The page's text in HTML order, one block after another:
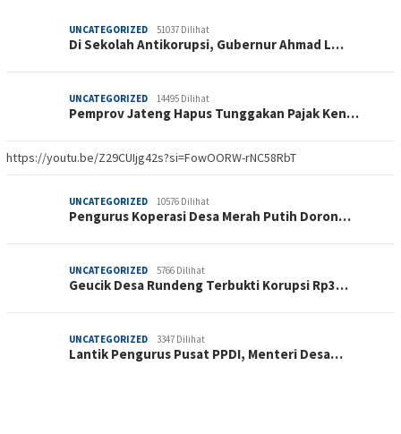
UNCATEGORIZED 51037 Dilihat
Di Sekolah Antikorupsi, Gubernur Ahmad L…
UNCATEGORIZED 14495 Dilihat
Pemprov Jateng Hapus Tunggakan Pajak Ken…
https://youtu.be/Z29CUIjg42s?si=FowOORW-rNC58RbT
UNCATEGORIZED 10576 Dilihat
Pengurus Koperasi Desa Merah Putih Doron…
UNCATEGORIZED 5766 Dilihat
Geucik Desa Rundeng Terbukti Korupsi Rp3…
UNCATEGORIZED 3347 Dilihat
Lantik Pengurus Pusat PPDI, Menteri Desa…